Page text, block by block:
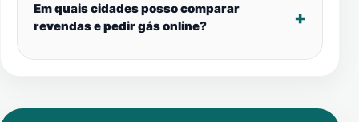
Em quais cidades posso comparar
revendas e pedir gás online?